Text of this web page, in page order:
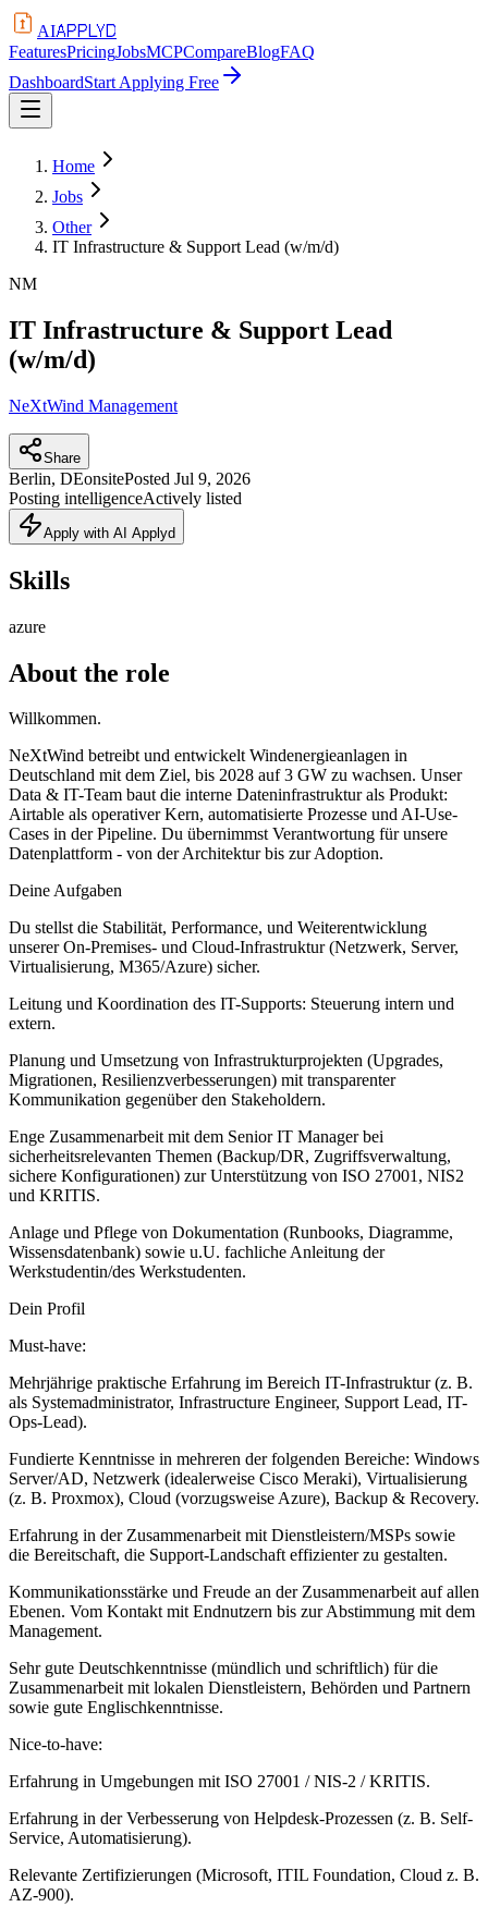
AIAPPLYD
FeaturesPricingJobsMCPCompareBlogFAQ
DashboardStart Applying Free
Home
Jobs
Other
IT Infrastructure & Support Lead (w/m/d)
NM
IT Infrastructure & Support Lead
(w/m/d)
NeXtWind Management
Share
Berlin, DEonsitePosted Jul 9, 2026
Posting intelligenceActively listed
Apply with AI Applyd
Skills
azure
About the role
Willkommen.
NeXtWind betreibt und entwickelt Windenergieanlagen in
Deutschland mit dem Ziel, bis 2028 auf 3 GW zu wachsen. Unser
Data & IT-Team baut die interne Dateninfrastruktur als Produkt:
Airtable als operativer Kern, automatisierte Prozesse und AI-Use-
Cases in der Pipeline. Du übernimmst Verantwortung für unsere
Datenplattform - von der Architektur bis zur Adoption.
Deine Aufgaben
Du stellst die Stabilität, Performance, und Weiterentwicklung
unserer On-Premises- und Cloud-Infrastruktur (Netzwerk, Server,
Virtualisierung, M365/Azure) sicher.
Leitung und Koordination des IT-Supports: Steuerung intern und
extern.
Planung und Umsetzung von Infrastrukturprojekten (Upgrades,
Migrationen, Resilienzverbesserungen) mit transparenter
Kommunikation gegenüber den Stakeholdern.
Enge Zusammenarbeit mit dem Senior IT Manager bei
sicherheitsrelevanten Themen (Backup/DR, Zugriffsverwaltung,
sichere Konfigurationen) zur Unterstützung von ISO 27001, NIS2
und KRITIS.
Anlage und Pflege von Dokumentation (Runbooks, Diagramme,
Wissensdatenbank) sowie u.U. fachliche Anleitung der
Werkstudentin/des Werkstudenten.
Dein Profil
Must-have:
Mehrjährige praktische Erfahrung im Bereich IT-Infrastruktur (z. B.
als Systemadministrator, Infrastructure Engineer, Support Lead, IT-
Ops-Lead).
Fundierte Kenntnisse in mehreren der folgenden Bereiche: Windows
Server/AD, Netzwerk (idealerweise Cisco Meraki), Virtualisierung
(z. B. Proxmox), Cloud (vorzugsweise Azure), Backup & Recovery.
Erfahrung in der Zusammenarbeit mit Dienstleistern/MSPs sowie
die Bereitschaft, die Support-Landschaft effizienter zu gestalten.
Kommunikationsstärke und Freude an der Zusammenarbeit auf allen
Ebenen. Vom Kontakt mit Endnutzern bis zur Abstimmung mit dem
Management.
Sehr gute Deutschkenntnisse (mündlich und schriftlich) für die
Zusammenarbeit mit lokalen Dienstleistern, Behörden und Partnern
sowie gute Englischkenntnisse.
Nice-to-have:
Erfahrung in Umgebungen mit ISO 27001 / NIS-2 / KRITIS.
Erfahrung in der Verbesserung von Helpdesk-Prozessen (z. B. Self-
Service, Automatisierung).
Relevante Zertifizierungen (Microsoft, ITIL Foundation, Cloud z. B.
AZ-900).